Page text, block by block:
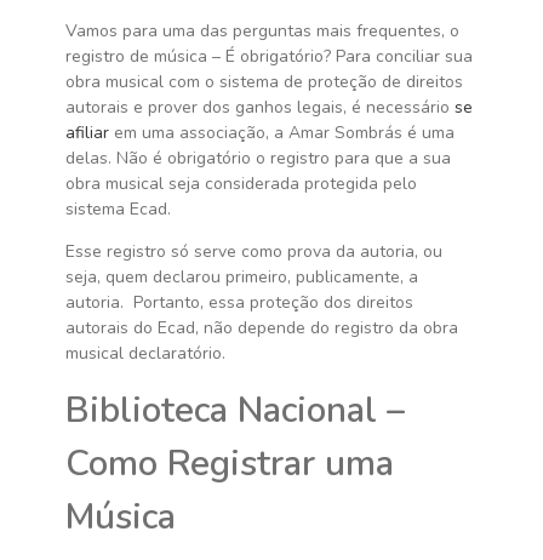
Vamos para uma das perguntas mais frequentes, o
registro de música – É obrigatório? Para conciliar sua
obra musical com o sistema de proteção de direitos
autorais e prover dos ganhos legais, é necessário se
afiliarem uma associação, a Amar Sombrás é uma
delas. Não é obrigatório o registro para que a sua
obra musical seja considerada protegida pelo
sistema Ecad.
Esse registro só serve como prova da autoria, ou
seja, quem declarou primeiro, publicamente, a
autoria. Portanto, essa proteção dos direitos
autorais do Ecad, não depende do registro da obra
musical declaratório.
Biblioteca Nacional –
Como Registrar uma
Música